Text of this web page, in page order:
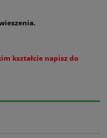
kształcie napisz do